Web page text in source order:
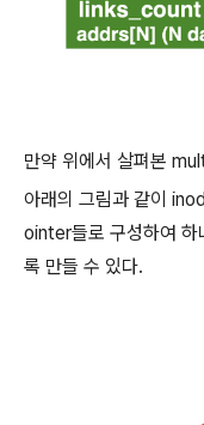
만약 위에서 살펴본
아래의 그림과 같이
ointer들로 구성하여
록 만들 수 있다.